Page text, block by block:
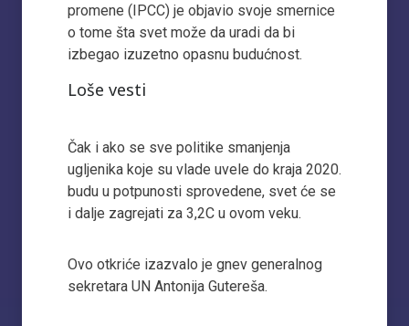
promene (IPCC) je objavio svoje smernice
o tome šta svet može da uradi da bi
izbegao izuzetno opasnu budućnost.
Loše vesti
Čak i ako se sve politike smanjenja
ugljenika koje su vlade uvele do kraja 2020.
budu u potpunosti sprovedene, svet će se
i dalje zagrejati za 3,2C u ovom veku.
Ovo otkriće izazvalo je gnev generalnog
sekretara UN Antonija Gutereša.